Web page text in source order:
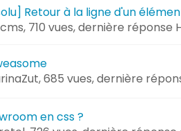
Retour à la ligne d'un
, 710 vues, dernière réponse
, 685 vues, dernière
en css ?